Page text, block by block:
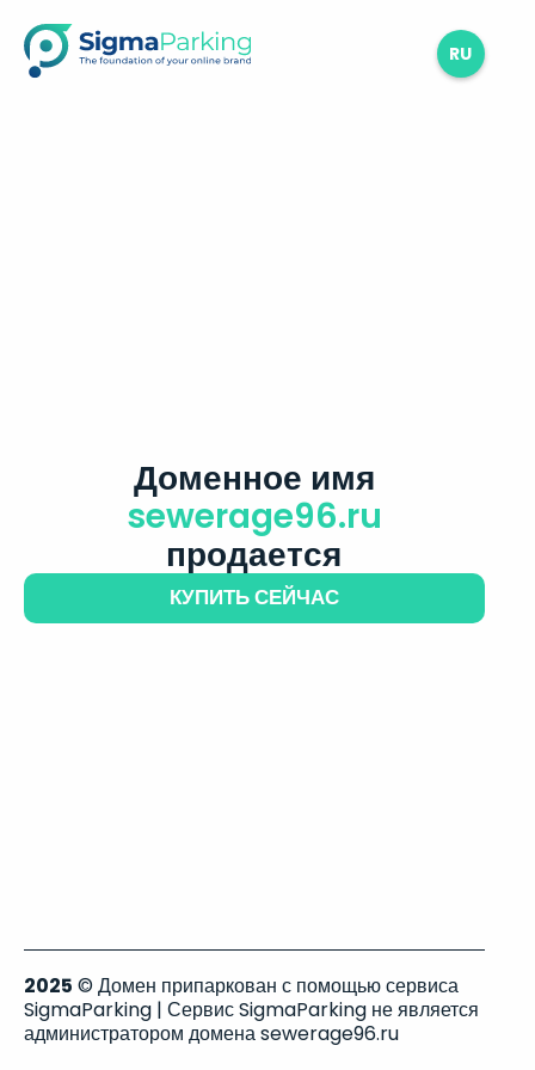
RU
Доменное имя
sewerage96.ru
продается
КУПИТЬ СЕЙЧАС
2025 © Домен припаркован с помощью сервиса
SigmaParking | Сервис SigmaParking не является
администратором домена sewerage96.ru